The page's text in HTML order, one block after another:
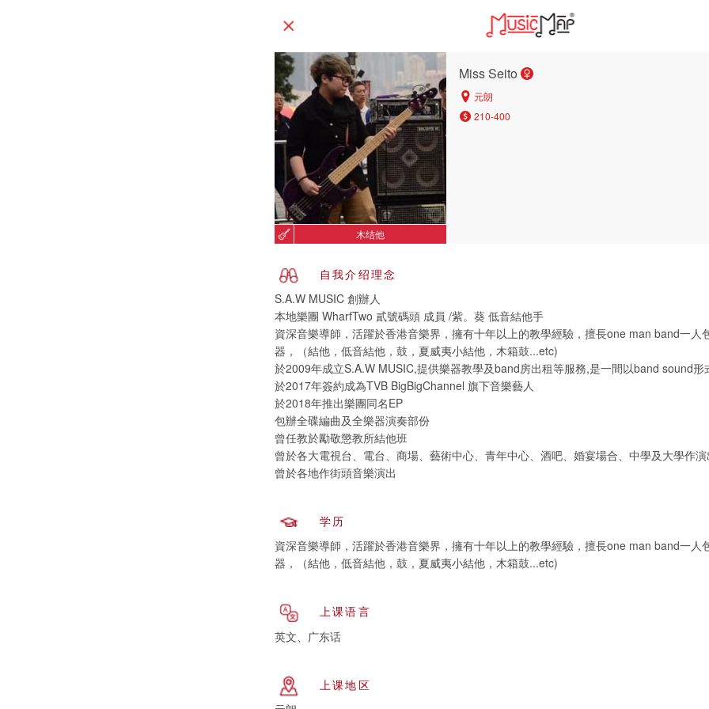
木结他
Miss Seito
元朗
210-400
自我介绍理念
S.A.W MUSIC 創辦人
本地樂團 WharfTwo 貳號碼頭 成員 /紫。葵 低音結他手
資深音樂導師，活躍於香港音樂界，擁有十年以上的教學經驗，擅長one man band一人
器，（結他，低音結他，鼓，夏威夷小結他，木箱鼓...etc)
於2009年成立S.A.W MUSIC,提供樂器教學及band房出租等服務,是一間以band sound形
於2017年簽約成為TVB BigBigChannel 旗下音樂藝人
於2018年推出樂團同名EP
包辦全碟編曲及全樂器演奏部份
曾任教於勵敬懲教所結他班
曾於各大電視台、電台、商場、藝術中心、青年中心、酒吧、婚宴場合、中學及大學作演
曾於各地作街頭音樂演出
学历
資深音樂導師，活躍於香港音樂界，擁有十年以上的教學經驗，擅長one man band一人
器，（結他，低音結他，鼓，夏威夷小結他，木箱鼓...etc)
上课语言
英文、广东话
上课地区